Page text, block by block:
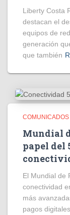
Liberty Costa
destacan el
equipos de
generación
que también
COMUNICADOS
Mundial
papel del
El Mundial de
conectividad
más
pagos